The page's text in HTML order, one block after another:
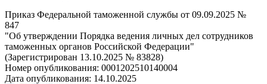
Приказ Федеральной таможенной службы от 09.09.2025 №
847
"Об утверждении Порядка ведения личных дел сотрудников
таможенных органов Российской Федерации"
(Зарегистрирован 13.10.2025 № 83828)
Номер опубликования: 0001202510140004
Дата опубликования: 14.10.2025